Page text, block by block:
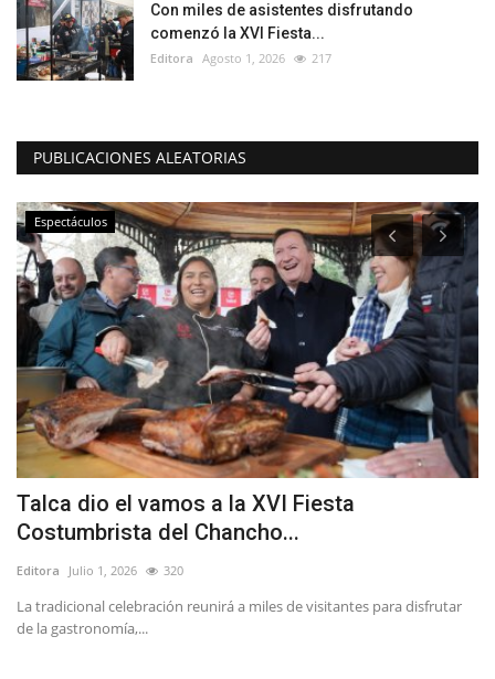
Con miles de asistentes disfrutando
comenzó la XVI Fiesta...
Editora Agosto 1, 2026 217
PUBLICACIONES ALEATORIAS
Espectáculos
Talca dio el vamos a la XVI Fiesta
Costumbrista del Chancho...
Editora Julio 1, 2026 320
La tradicional celebración reunirá a miles de visitantes para disfrutar
de la gastronomía,...